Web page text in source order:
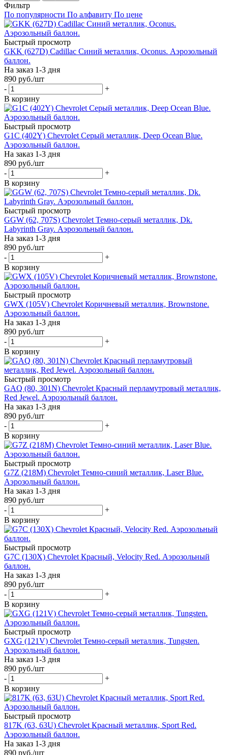
Фильтр
По популярности По алфавиту По цене
Быстрый просмотр
GKK (627D) Cadillac Синий металлик, Oconus. Аэрозольный
баллон.
На заказ 1-3 дня
890 руб./шт
-
+
В корзину
Быстрый просмотр
G1C (402Y) Chevrolet Серый металлик, Deep Ocean Blue.
Аэрозольный баллон.
На заказ 1-3 дня
890 руб./шт
-
+
В корзину
Быстрый просмотр
GGW (62, 707S) Chevrolet Темно-серый металлик, Dk.
Labyrinth Gray. Аэрозольный баллон.
На заказ 1-3 дня
890 руб./шт
-
+
В корзину
Быстрый просмотр
GWX (105V) Chevrolet Коричневый металлик, Brownstone.
Аэрозольный баллон.
На заказ 1-3 дня
890 руб./шт
-
+
В корзину
Быстрый просмотр
GAQ (80, 301N) Chevrolet Красный перламутровый металлик,
Red Jewel. Аэрозольный баллон.
На заказ 1-3 дня
890 руб./шт
-
+
В корзину
Быстрый просмотр
G7Z (218M) Chevrolet Темно-синий металлик, Laser Blue.
Аэрозольный баллон.
На заказ 1-3 дня
890 руб./шт
-
+
В корзину
Быстрый просмотр
G7C (130X) Chevrolet Красный, Velocity Red. Аэрозольный
баллон.
На заказ 1-3 дня
890 руб./шт
-
+
В корзину
Быстрый просмотр
GXG (121V) Chevrolet Темно-серый металлик, Tungsten.
Аэрозольный баллон.
На заказ 1-3 дня
890 руб./шт
-
+
В корзину
Быстрый просмотр
817K (63, 63U) Chevrolet Красный металлик, Sport Red.
Аэрозольный баллон.
На заказ 1-3 дня
890 руб./шт